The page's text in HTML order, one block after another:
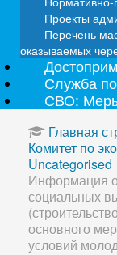
Проекты
Перечень
оказываемых
Служба по
СВО:
Главная
Комитет по
Uncategorised
Информация
социальных
основного
условий